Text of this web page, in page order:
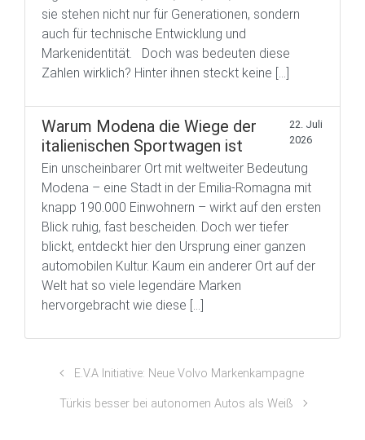
sie stehen nicht nur für Generationen, sondern
auch für technische Entwicklung und
Markenidentität. Doch was bedeuten diese
Zahlen wirklich? Hinter ihnen steckt keine […]
Warum Modena die Wiege der
italienischen Sportwagen ist
22. Juli
2026
Ein unscheinbarer Ort mit weltweiter Bedeutung
Modena – eine Stadt in der Emilia-Romagna mit
knapp 190.000 Einwohnern – wirkt auf den ersten
Blick ruhig, fast bescheiden. Doch wer tiefer
blickt, entdeckt hier den Ursprung einer ganzen
automobilen Kultur. Kaum ein anderer Ort auf der
Welt hat so viele legendäre Marken
hervorgebracht wie diese […]
E.V.A Initiative: Neue Volvo Markenkampagne
Türkis besser bei autonomen Autos als Weiß